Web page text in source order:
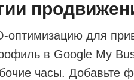
оптимизацию для
в Google My
часы. Добавьте